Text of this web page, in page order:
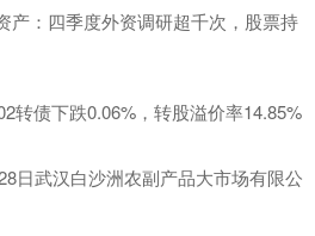
产：四季度外资调研超千次，股票持
转债下跌0.06%，转股溢价率14.85%
日武汉白沙洲农副产品大市场有限公